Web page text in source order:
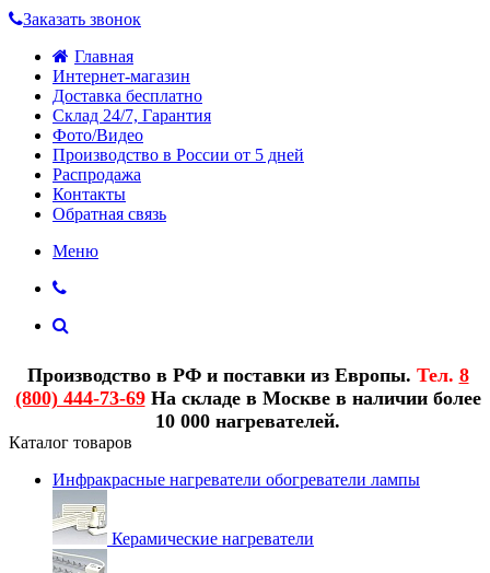
Заказать звонок
Главная
Интернет-магазин
Доставка бесплатно
Склад 24/7, Гарантия
Фото/Видео
Производство в России от 5 дней
Распродажа
Контакты
Обратная связь
Меню
Производство в РФ и поставки из Европы. Тел. 8
(800) 444-73-69На складе в Москве в наличии более
10 000 нагревателей.
Каталог товаров
Инфракрасные нагреватели обогреватели лампы
Керамические нагреватели